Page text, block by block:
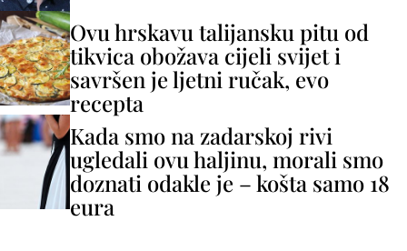
Ovu hrskavu talijansku pitu od
tikvica obožava cijeli svijet i
savršen je ljetni ručak, evo
recepta
Kada smo na zadarskoj rivi
ugledali ovu haljinu, morali smo
doznati odakle je – košta samo 18
eura